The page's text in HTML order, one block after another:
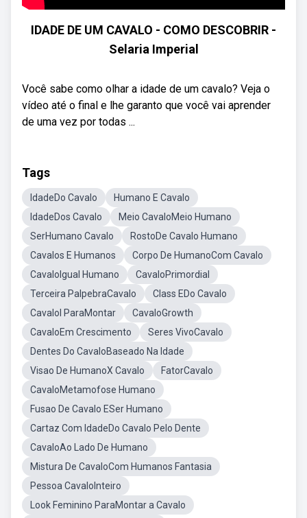
IDADE DE UM CAVALO - COMO DESCOBRIR -
Selaria Imperial
Você sabe como olhar a idade de um cavalo? Veja o
vídeo até o final e lhe garanto que você vai aprender
de uma vez por todas ...
Tags
IdadeDo Cavalo
Humano E Cavalo
IdadeDos Cavalo
Meio CavaloMeio Humano
SerHumano Cavalo
RostoDe Cavalo Humano
Cavalos E Humanos
Corpo De HumanoCom Cavalo
CavaloIgual Humano
CavaloPrimordial
Terceira PalpebraCavalo
Class EDo Cavalo
Cavalol ParaMontar
CavaloGrowth
CavaloEm Crescimento
Seres VivoCavalo
Dentes Do CavaloBaseado Na Idade
Visao De HumanoX Cavalo
FatorCavalo
CavaloMetamofose Humano
Fusao De Cavalo ESer Humano
Cartaz Com IdadeDo Cavalo Pelo Dente
CavaloAo Lado De Humano
Mistura De CavaloCom Humanos Fantasia
Pessoa CavaloInteiro
Look Feminino ParaMontar a Cavalo